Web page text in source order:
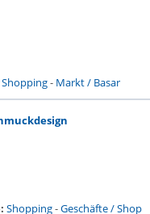
Shopping- Markt / Basar
Shopping-Geschäfte / Shop